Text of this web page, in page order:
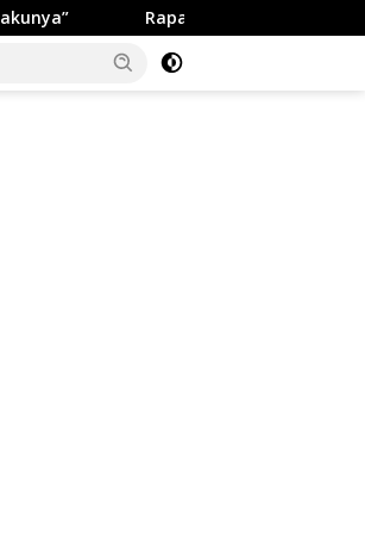
Rapat Paripurna ke-13 DPRD Kabupaten